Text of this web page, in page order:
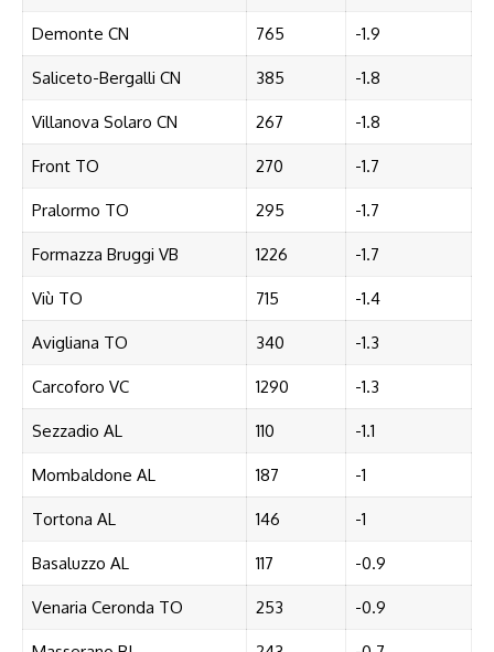
Demonte CN 765 -1.9
Saliceto-Bergalli CN 385 -1.8
Villanova Solaro CN 267 -1.8
Front TO 270 -1.7
Pralormo TO 295 -1.7
Formazza Bruggi VB 1226 -1.7
Viù TO 715 -1.4
Avigliana TO 340 -1.3
Carcoforo VC 1290 -1.3
Sezzadio AL 110 -1.1
Mombaldone AL 187 -1
Tortona AL 146 -1
Basaluzzo AL 117 -0.9
Venaria Ceronda TO 253 -0.9